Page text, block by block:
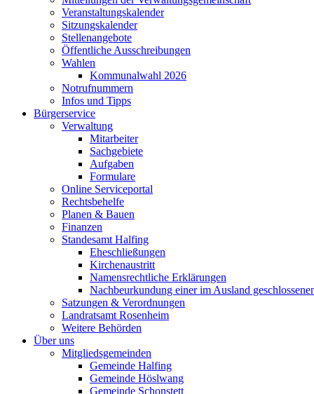
Veranstaltungskalender
Sitzungskalender
Stellenangebote
Öffentliche Ausschreibungen
Wahlen
Kommunalwahl 2026
Notrufnummern
Infos und Tipps
Bürgerservice
Verwaltung
Mitarbeiter
Sachgebiete
Aufgaben
Formulare
Online Serviceportal
Rechtsbehelfe
Planen & Bauen
Finanzen
Standesamt Halfing
Eheschließungen
Kirchenaustritt
Namensrechtliche Erklärungen
Nachbeurkundung einer im Ausland
Satzungen & Verordnungen
Landratsamt Rosenheim
Weitere Behörden
Über uns
Mitgliedsgemeinden
Gemeinde Halfing
Gemeinde Höslwang
Gemeinde Schonstett